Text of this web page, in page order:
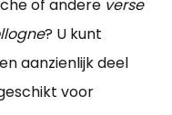
of andere verse
? U kunt
aanzienlijk deel
voor